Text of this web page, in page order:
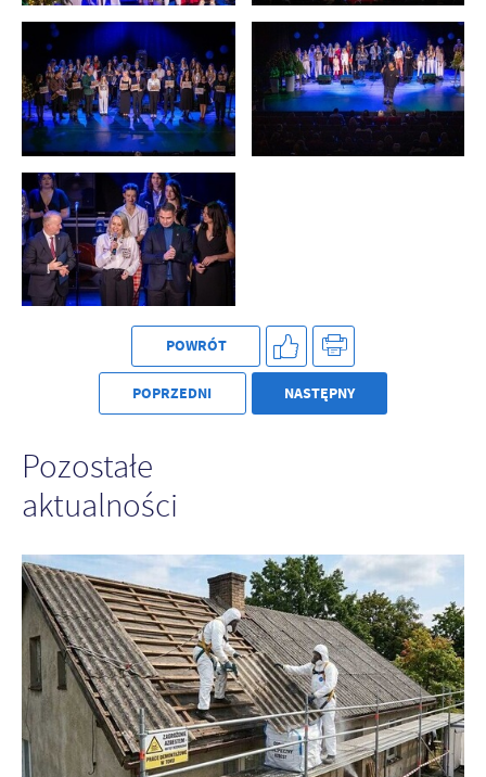
POWRÓT
POPRZEDNI NASTĘPNY
Pozostałe
aktualności